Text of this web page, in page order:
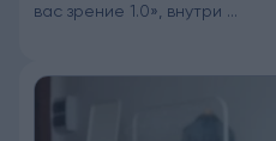
вас зрение 1.0», внутри ...